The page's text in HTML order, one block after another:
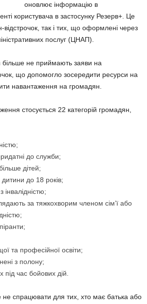
оновлює інформацію в
користувача в застосунку Резерв+. Це
відстрочок, так і тих, що оформлені через
послуг (ЦНАП).
більше не приймають заяви на
що допомогло зосередити ресурси на
навантаження на громадян.
стосується 22 категорій громадян,
до служби;
дітей;
дитини до 18 років;
інвалідністю;
за тяжкохворим членом сім’ї або
та професійної освіти;
з полону;
під час бойових дій.
спрацювати для тих, хто має батька або